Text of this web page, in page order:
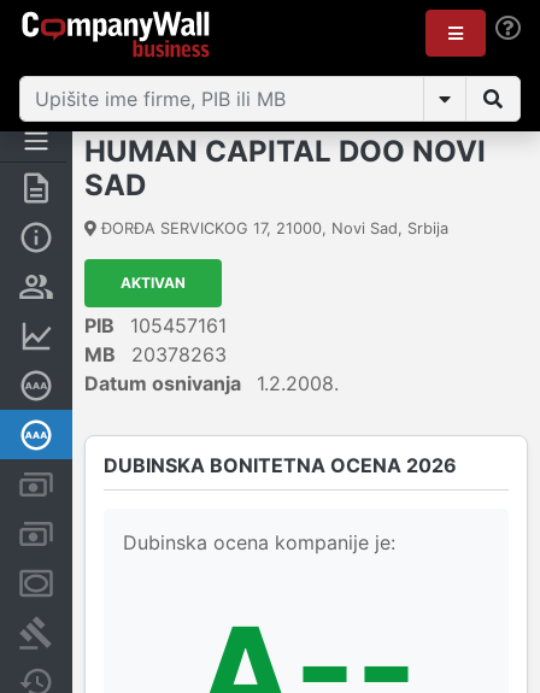
Rezime
Osnovni podaci
Vlasnička struktura
Finansijski podaci
Sertifikat bonitetne izvrsnosti
Dubinska bonitetna ocena
Računi i blokade
HUMAN CAPITAL DOO NOVI
SAD
ĐORĐA SERVICKOG 17, 21000, Novi Sad, Srbija
AKTIVAN
PIB
105457161
MB
20378263
Datum osnivanja
1.2.2008.
DUBINSKA BONITETNA OCENA 2026
Dubinska ocena kompanije je: